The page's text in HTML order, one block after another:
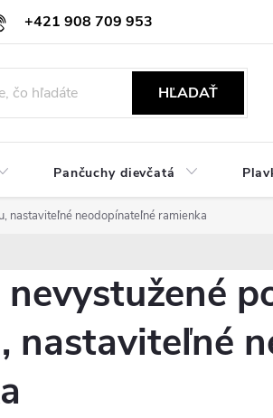
+421 908 709 953
objednavky@ibielizen.sk
HĽADAŤ
Pančuchy dievčatá
nastaviteľné neodopínateľné ramienka
nevystužené
nastaviteľné